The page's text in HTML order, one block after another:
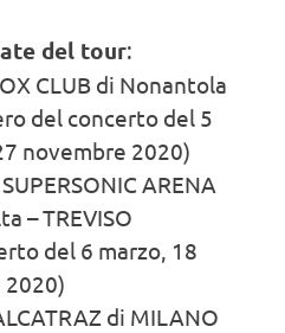
del tour:
CLUB di Nonantola
del concerto del 5
novembre 2020)
ARENA
– TREVISO
del 6 marzo, 18
2020)
di MILANO